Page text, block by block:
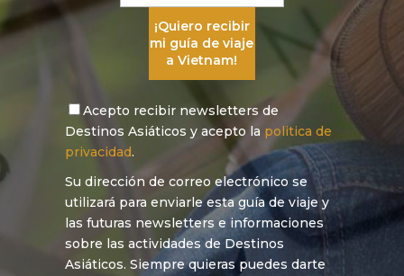
Acepto recibir newsletters de
Destinos Asiáticos y acepto la politica de
privacidad.
Su dirección de correo electrónico se
utilizará para enviarle esta guía de viaje y
las futuras newsletters e informaciones
sobre las actividades de Destinos
Asiáticos. Siempre quieras puedes darte